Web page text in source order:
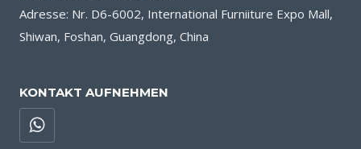
Adresse: Nr. D6-6002, International Furniiture Expo Mall,
Shiwan, Foshan, Guangdong, China
KONTAKT AUFNEHMEN